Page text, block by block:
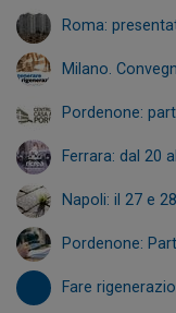
Roma:
Milano.
Pordenone:
Ferrara: dal 20
Napoli: il 27 e
Pordenone:
Fare